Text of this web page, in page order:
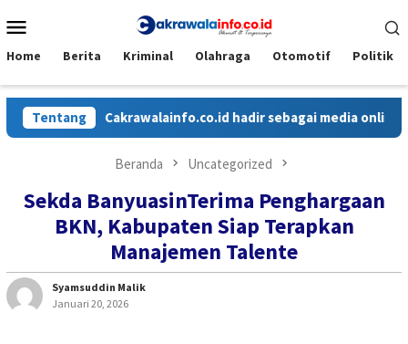
ke
Mobile
Home Berita Kriminal Olahraga Otomotif Politik
Tentang
Cakrawalainfo.co.id hadir sebagai media online yang
Beranda Uncategorized
Sekda BanyuasinTerima Penghargaan
BKN, Kabupaten Siap Terapkan
Manajemen Talente
Syamsuddin Malik
Januari 20, 2026